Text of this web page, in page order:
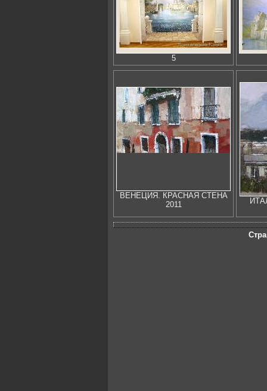
5
ВЕНЕЦИЯ. КРАСНАЯ СТЕНА
2011